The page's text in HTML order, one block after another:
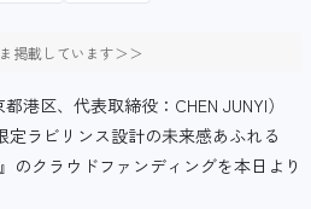
掲載しています＞＞
港区、代表取締役：CHEN JUNYI）
定ラビリンス設計の未来感あふれる
のクラウドファンディングを本日より